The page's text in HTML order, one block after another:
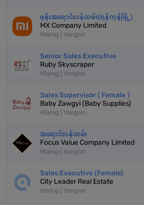
ဖုန်းအရောင်းဝန်ထမ်း(ရန်ကုန်မြို့)
MX Company Limited
Hlaing | Yangon
Senior Sales Executive
Ruby Skyscraper
Hlaing | Yangon
Sales Supervisor ( Female )
Baby Zawgyi (Baby Supplies)
Hlaing | Yangon
အရောင်းဝန်ထမ်း
Focus Value Company Limited
Hlaing | Yangon
Sales Executive (Female)
City Leader Real Estate
Hlaing | Yangon